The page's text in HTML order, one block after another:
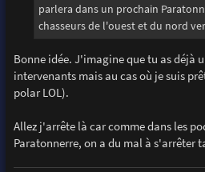
parlera dans un prochain
chasseurs de l'ouest et du nord
Bonne idée. J'imagine que tu as déjà
intervenants mais au cas où je suis
polar LOL).
Allez j'arrête là car comme dans les
Paratonnerre, on a du mal à s'arrêter